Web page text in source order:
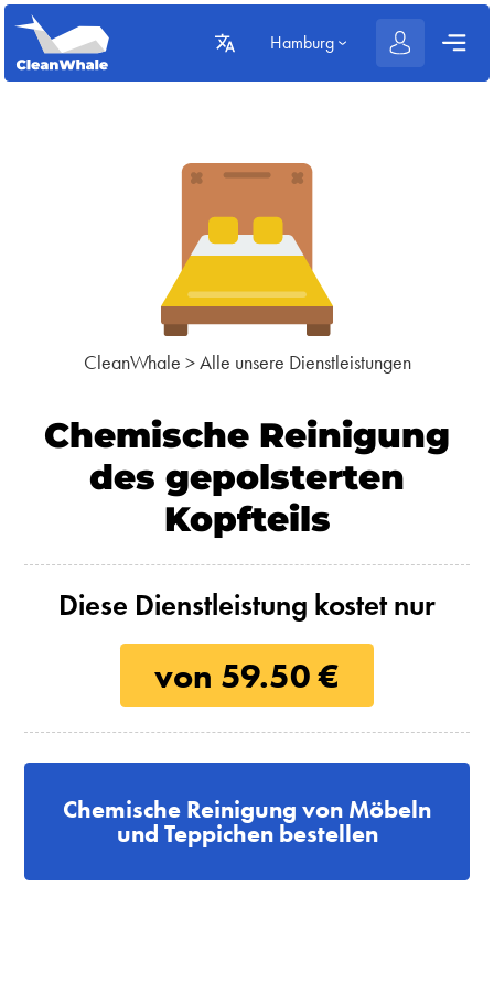
Hamburg
CleanWhale >Alle unsere Dienstleistungen
Chemische Reinigung
des gepolsterten
Kopfteils
Diese Dienstleistung kostet nur
von 59.50 €
Chemische Reinigung von Möbeln
und Teppichen bestellen